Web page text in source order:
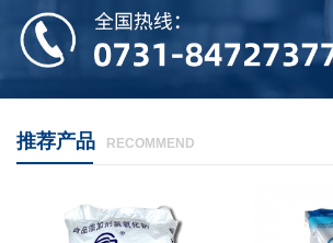
推荐产品 RECOMMEND